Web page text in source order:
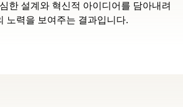
한 설계와 혁신적 아이디어를 담아내려
노력을 보여주는 결과입니다.